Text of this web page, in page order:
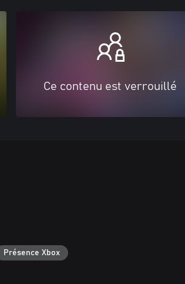
Ce contenu est verrouillé
Présence Xbox